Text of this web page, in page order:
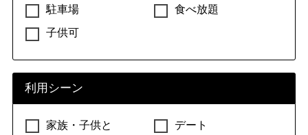
駐車場
食べ放題
子供可
利用シーン
家族・子供と
デート